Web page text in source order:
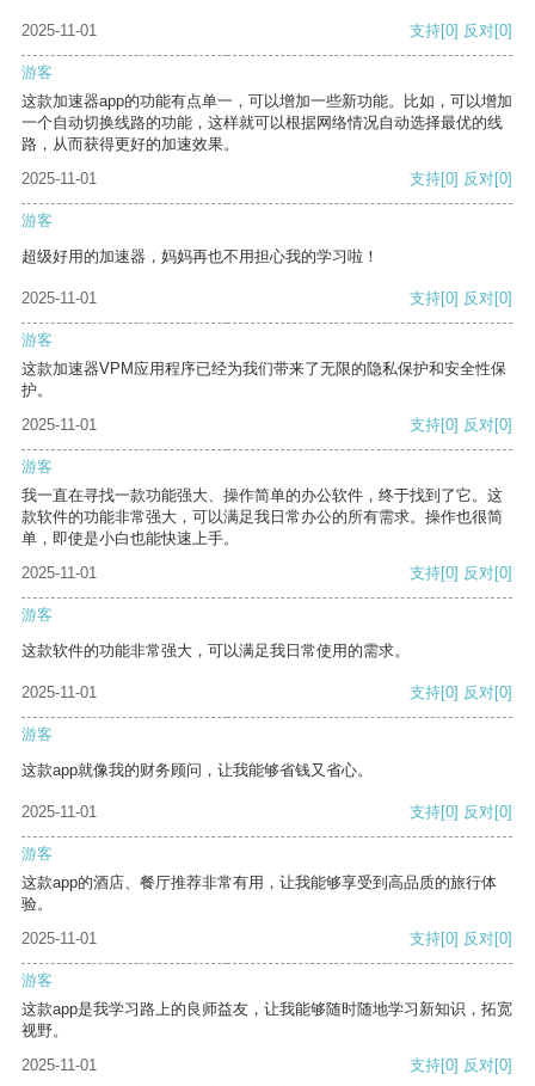
2025-11-01 支持[0] 反对[0]
游客
这款加速器app的功能有点单一，可以增加一些新功能。比如，可以增加
一个自动切换线路的功能，这样就可以根据网络情况自动选择最优的线
路，从而获得更好的加速效果。
2025-11-01
支持[0] 反对[0]
游客
超级好用的加速器，妈妈再也不用担心我的学习啦！
2025-11-01 支持[0] 反对[0]
游客
这款加速器VPM应用程序已经为我们带来了无限的隐私保护和安全性保
护。
2025-11-01
支持[0] 反对[0]
游客
我一直在寻找一款功能强大、操作简单的办公软件，终于找到了它。这
款软件的功能非常强大，可以满足我日常办公的所有需求。操作也很简
单，即使是小白也能快速上手。
2025-11-01
支持[0] 反对[0]
游客
这款软件的功能非常强大，可以满足我日常使用的需求。
2025-11-01 支持[0] 反对[0]
游客
这款app就像我的财务顾问，让我能够省钱又省心。
2025-11-01 支持[0] 反对[0]
游客
这款app的酒店、餐厅推荐非常有用，让我能够享受到高品质的旅行体
验。
2025-11-01
支持[0] 反对[0]
游客
这款app是我学习路上的良师益友，让我能够随时随地学习新知识，拓宽
视野。
2025-11-01
支持[0] 反对[0]